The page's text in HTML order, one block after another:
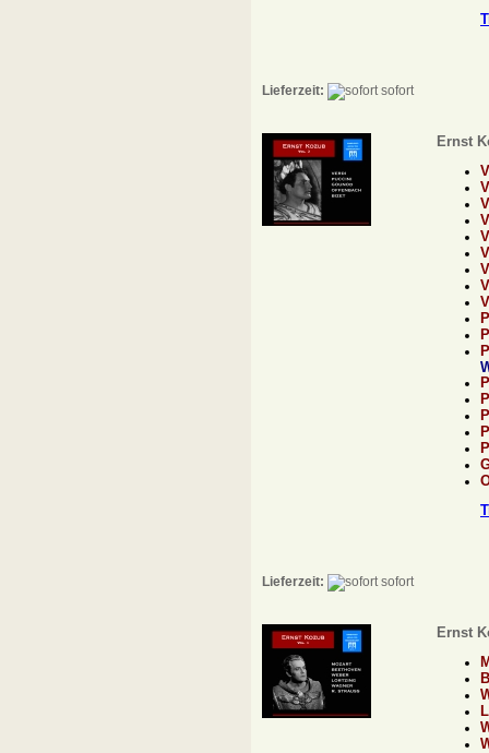
Lieferzeit: sofort
Ernst
Lieferzeit: sofort
Ernst